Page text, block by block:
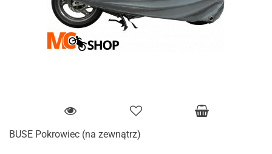
BUSE Pokrowiec (na zewnątrz)